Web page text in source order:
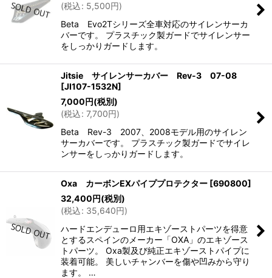
(税込: 5,500円)
Beta Evo2Tシリーズ全車対応のサイレンサーカ
バーです。 プラスチック製ガードでサイレンサー
をしっかりガードします。
Jitsie サイレンサーカバー Rev-3 07-08
[JI107-1532N]
7,000円(税別)
(税込: 7,700円)
Beta Rev-3 2007、2008モデル用のサイレン
サーカバーです。 プラスチック製ガードでサイレ
ンサーをしっかりガードします。
Oxa カーボンEXパイププロテクター [690800]
32,400円(税別)
(税込: 35,640円)
ハードエンデューロ用エキゾーストパーツを得意
とするスペインのメーカー「OXA」のエキゾース
トパーツ。 Oxa製及び純正エキゾーストパイプに
装着可能。 美しいチャンバーを傷や凹みから守り
ます。 …